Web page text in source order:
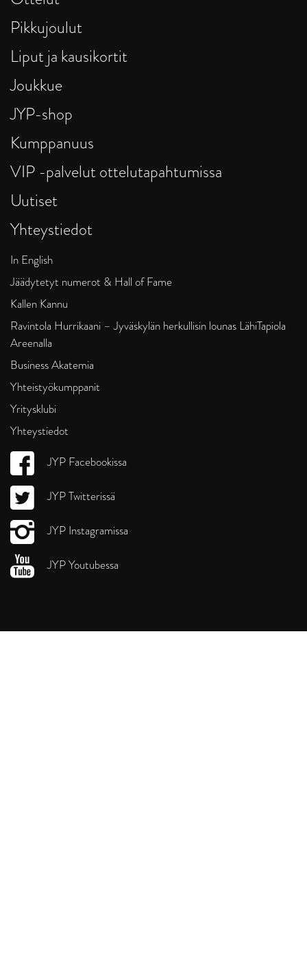
Pikkujoulut
Liput ja kausikortit
Joukkue
JYP-shop
Kumppanuus
VIP -palvelut ottelutapahtumissa
Uutiset
Yhteystiedot
In English
Jäädytetyt numerot & Hall of Fame
Kallen Kannu
Ravintola Hurrikaani – Jyväskylän herkullisin lounas LähiTapiola
Areenalla
Business Akatemia
Yhteistyökumppanit
Yritysklubi
Yhteystiedot
JYP Facebookissa
JYP Twitterissä
JYP Instagramissa
JYP Youtubessa